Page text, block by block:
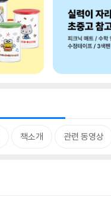
책소개 관련 동영상